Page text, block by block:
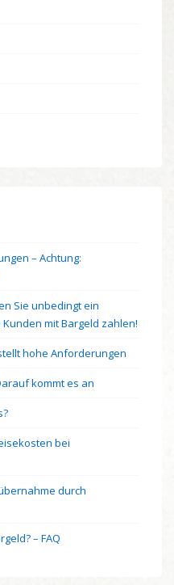
– Achtung:
Sie unbedingt ein
mit Bargeld zahlen!
hohe Anforderungen
kommt es an
bei
durch
– FAQ